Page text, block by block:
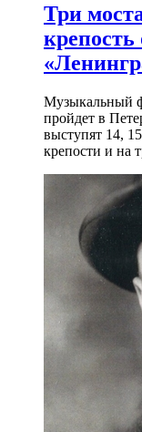
Три
крепость
Музыкальный
пройдет в
выступят 14,
крепости и на